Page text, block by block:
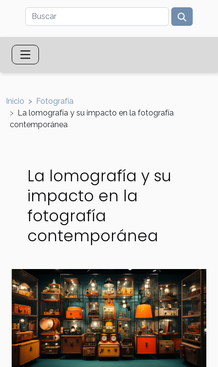
Inicio
Fotografía
La lomografía y su impacto en la fotografía
contemporánea
La lomografía y su
impacto en la
fotografía
contemporánea